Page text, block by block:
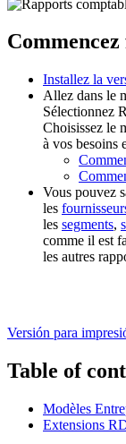
Installez la
Allez dans le
Sélectionnez
Choisissez le
à vos besoins
Vous pouvez
les
les segments,
comme il est
les autres
Versión para
Table of
Modèles
Extensions